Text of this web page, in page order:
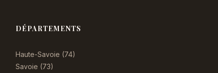
DÉPARTEMENTS
Haute-Savoie (74)
Savoie (73)